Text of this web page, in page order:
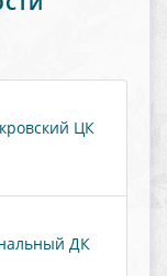
ЦК
ДК